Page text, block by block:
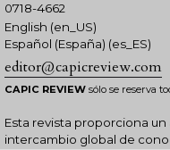
0718-4662
English (en_US)
Español (España) (es_ES)
editor@capicreview.com
CAPIC REVIEW sólo se reserva
Esta revista proporciona
intercambio global de